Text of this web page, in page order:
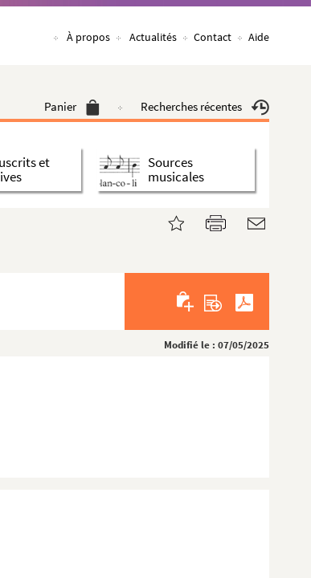
À propos Actualités Contact Aide
Panier Recherches récentes
et
Sources
musicales
Modifié le : 07/05/2025